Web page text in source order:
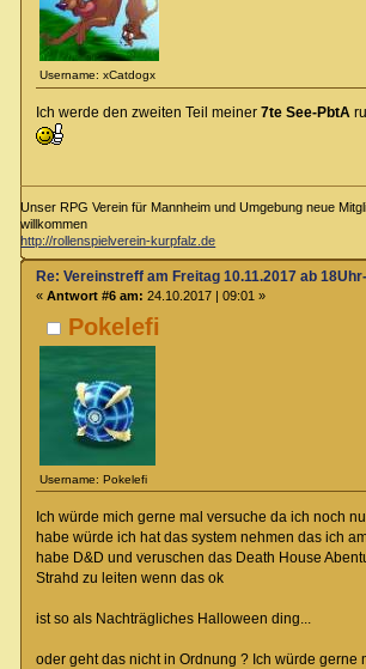
Username: xCatdogx
Ich werde den zweiten Teil meiner 7te See-PbtA
Unser RPG Verein für Mannheim und Umgebung neue
willkommen
http://rollenspielverein-kurpfalz.de
Pokelefi
Username: Pokelefi
Re: Vereinstreff am Freitag 10.11.2017 ab
« Antwort #6 am: 24.10.2017 | 09:01 »
Ich würde mich gerne mal versuche da ich noch
habe würde ich hat das system nehmen das ich
habe D&D und veruschen das Death House
Strahd zu leiten wenn das ok
ist so als Nachträgliches Halloween ding...
oder geht das nicht in Ordnung ? Ich würde gerne